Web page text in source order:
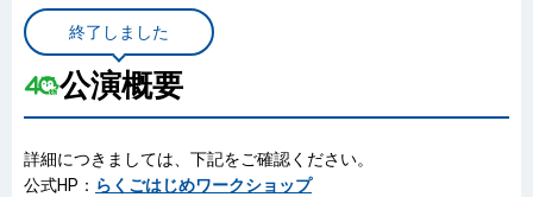
終了しました
公演概要
詳細につきましては、下記をご確認ください。
公式HP： らくごはじめワークショップ